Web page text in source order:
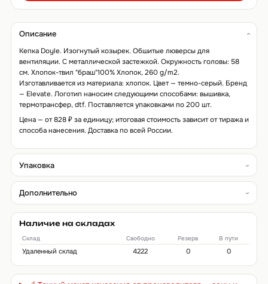
Описание
Кепка Doyle. Изогнутый козырек. Обшитые люверсы для
вентиляции. С металлической застежкой. Окружность головы: 58
см. Хлопок-твил "браш"100% Хлопок, 260 g/m2.
Изготавливается из материала: хлопок. Цвет — темно-серый. Бренд
— Elevate. Логотип наносим следующими способами: вышивка,
термотрансфер, dtf. Поставляется упаковками по 200 шт.
Цена — от 828 ₽ за единицу; итоговая стоимость зависит от тиража и
способа нанесения. Доставка по всей России.
Упаковка
Дополнительно
Наличие на складах
Склад Свободно Резерв В пути
Удаленный склад 4222 0 0